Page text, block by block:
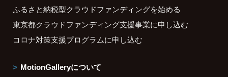
ふるさと納税型クラウドファンディングを始める
東京都クラウドファンディング支援事業に申し込む
コロナ対策支援プログラムに申し込む
MotionGalleryについて